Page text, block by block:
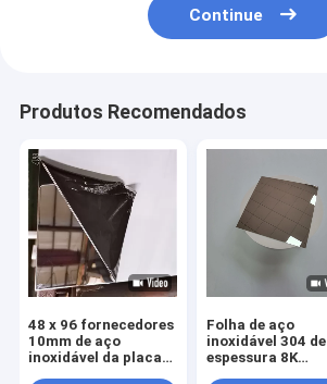
Continue
Produtos Recomendados
48 x 96 fornecedores
10mm de aço
inoxidável da placa
Folha de aço
inoxidável 304 de
espessura 8K